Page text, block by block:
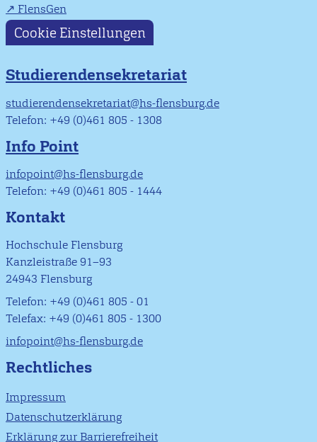
FlensGen
Cookie Einstellungen
Studierendensekretariat
studierendensekretariat@hs-flensburg.de
Telefon: +49 (0)461 805 - 1308
Info Point
infopoint@hs-flensburg.de
Telefon: +49 (0)461 805 - 1444
Kontakt
Hochschule Flensburg
Kanzleistraße 91–93
24943 Flensburg
Telefon: +49 (0)461 805 - 01
Telefax: +49 (0)461 805 - 1300
infopoint@hs-flensburg.de
Rechtliches
Impressum
Datenschutzerklärung
Erklärung zur Barrierefreiheit